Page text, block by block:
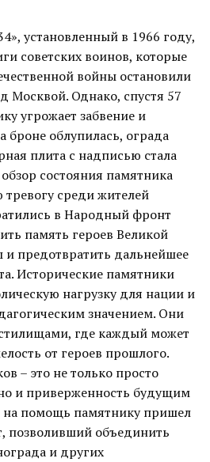
установленный в 1966 году,
советских воинов, которые
войны остановили
Москвой. Однако, спустя 57
угрожает забвение и
броне облупилась, ограда
плита с надписью стала
состояния памятника
среди жителей
в Народный фронт
память героев Великой
и предотвратить дальнейшее
Исторические памятники
нагрузку для нации и
значением. Они
где каждый может
от героев прошлого.
– это не только просто
и приверженность будущим
на помощь памятнику пришел
объединить
и других